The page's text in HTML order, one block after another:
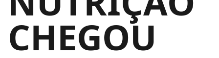
CHEGOU